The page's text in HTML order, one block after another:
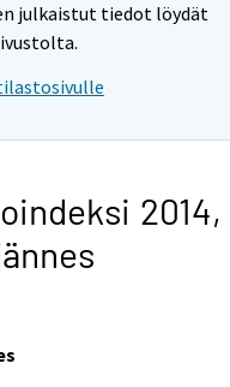
julkaistut tiedot löydät
2014,